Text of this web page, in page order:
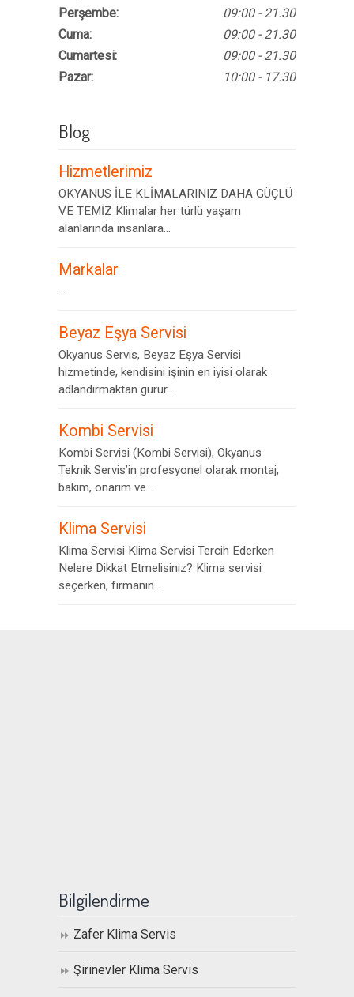
Perşembe:
Cuma:
Cumartesi:
Pazar:
09:00 - 21.30
09:00 - 21.30
09:00 - 21.30
10:00 - 17.30
Blog
Hizmetlerimiz
OKYANUS İLE KLİMALARINIZ DAHA GÜÇLÜ
VE TEMİZ Klimalar her türlü yaşam
alanlarında insanlara...
Markalar
...
Beyaz Eşya Servisi
Okyanus Servis, Beyaz Eşya Servisi
hizmetinde, kendisini işinin en iyisi olarak
adlandırmaktan gurur...
Kombi Servisi
Kombi Servisi (Kombi Servisi), Okyanus
Teknik Servis’in profesyonel olarak montaj,
bakım, onarım ve...
Klima Servisi
Klima Servisi Klima Servisi Tercih Ederken
Nelere Dikkat Etmelisiniz? Klima servisi
seçerken, firmanın...
Bilgilendirme
Zafer Klima Servis
Şirinevler Klima Servis